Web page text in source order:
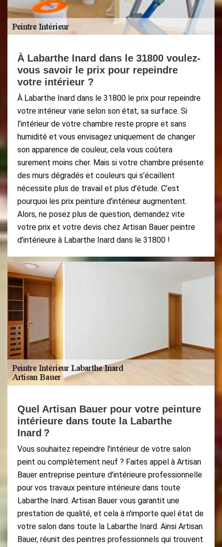
À Labarthe Inard dans le 31800 voulez-
vous savoir le prix pour repeindre
votre intérieur ?
À Labarthe Inard dans le 31800 le prix pour repeindre
votre intérieur varie selon son état, sa surface. Si
l’intérieur de votre chambre reste propre et sans
humidité et vous envisagez uniquement de changer
son apparence de couleur, cela vous coûtera
surement moins cher. Mais si votre chambre présente
des murs dégradés et couleurs qui s’écaillent
nécessite plus de travail et plus d’étude. C’est
pourquoi les prix peinture d’intérieur augmentent.
Alors, ne posez plus de question, demandez vite
votre prix et votre devis chez Artisan Bauer peintre
d’intérieure à Labarthe Inard dans le 31800 !
Quel Artisan Bauer pour votre peinture
intérieure dans toute la Labarthe
Inard ?
Vous souhaitez repeindre l’intérieur de votre salon
peint ou complètement neuf ? Faites appel à Artisan
Bauer entreprise peinture d’intérieure professionnelle
pour vos travaux peinture intérieure dans toute
Labarthe Inard. Artisan Bauer vous garantit une
prestation de qualité, et cela à n'importe quel état de
votre salon dans toute la Labarthe Inard. Ainsi Artisan
Bauer, réunit des peintres professionnels qui trouvent